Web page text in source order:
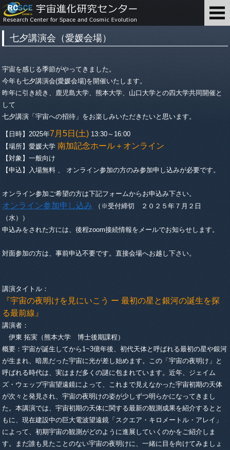
七夕講演会（愛媛会場）
宇宙を感じる季節がやってきました。
今年も七夕講演会(愛媛会場)を開催いたします。
昨年に引き続き、鹿児島大学、熊本大学、山口大学との四大学共同開催と
して
七夕講演「宇宙への招待」をお楽しみいただきたいと思います。
【日時】2025年7月5日(土) 13:30～16:00
【場所】愛媛大学南加記念ホール＋オンライン
【対象】一般向け
【申込】入場無料 、 オンライン参加の方のみ参加申し込みが必要です。
オンライン参加ご希望の方は下記フォームからお申込み下さい。
オンライン参加申し込み （※受付締切 ２０２５年７月２日
（水））
申込みをされた方には、後程zoom接続情報をメールでお知らせします。
対面参加の方は、事前申込不要です。直接会場へお越し下さい。
講演タイトル：
『宇宙の夜明けを見にいこう ー 最初の星と銀河の誕生を探
る最前線』
講演者：
伊東 拓実（熊本大学 博士後期課程）
概要：宇宙が誕生してから1~3億年後、初代天体と呼ばれる最初の星や銀河
が生まれ、暗黒だった宇宙に光が差し始めます。この「宇宙の夜明け」と
呼ばれる時代は、実はまだ多くの謎に包まれています。近年、ジェイム
ズ・ウェッブ宇宙望遠鏡によって、これまで見えなかった宇宙初期の天体
が次々と発見され、宇宙の夜明けの姿が少しずつ明らかになってきまし
た。本講演では、宇宙初期の天体に関する最新の観測成果を紹介するとと
もに、現在建設中の巨大電波望遠鏡「スクエア・キロメートル・アレイ」
によって、初期宇宙の観測がどのように進展していくのかをご紹介しま
す。まだ誰も見たことのない宇宙の夜明けに、一緒に目を向けてみましょ